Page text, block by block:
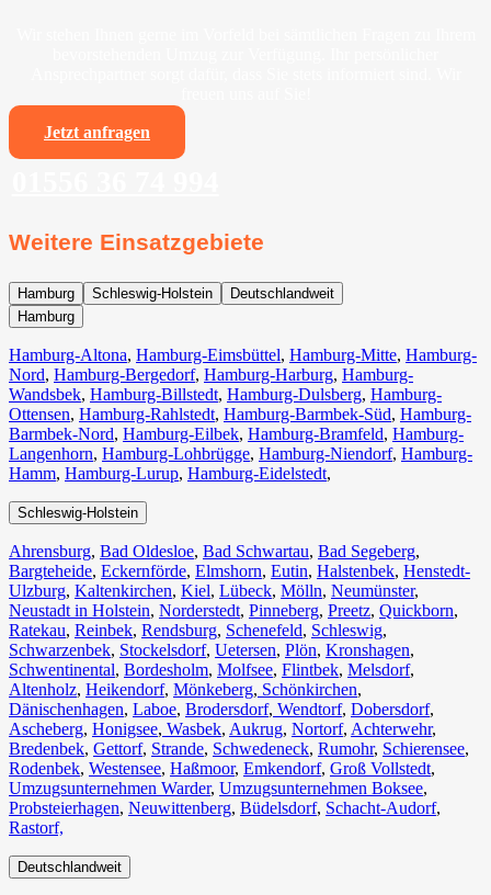
Jetzt anfragen
Weitere Einsatzgebiete
Hamburg Schleswig-Holstein
Deutschlandweit
Hamburg
Hamburg-Altona, Hamburg-Eimsbüttel, Hamburg-Mitte, Hamburg-
Nord, Hamburg-Bergedorf, Hamburg-Harburg, Hamburg-
Wandsbek, Hamburg-Billstedt, Hamburg-Dulsberg, Hamburg-
Ottensen, Hamburg-Rahlstedt, Hamburg-Barmbek-Süd, Hamburg-
Barmbek-Nord, Hamburg-Eilbek, Hamburg-Bramfeld, Hamburg-
Langenhorn, Hamburg-Lohbrügge, Hamburg-Niendorf, Hamburg-
Hamm, Hamburg-Lurup, Hamburg-Eidelstedt,
Schleswig-Holstein
Ahrensburg, Bad Oldesloe, Bad Schwartau, Bad Segeberg,
Bargteheide, Eckernförde, Elmshorn, Eutin, Halstenbek, Henstedt-
Ulzburg, Kaltenkirchen, Kiel, Lübeck, Mölln, Neumünster,
Neustadt in Holstein, Norderstedt, Pinneberg, Preetz, Quickborn,
Ratekau, Reinbek, Rendsburg, Schenefeld, Schleswig,
Schwarzenbek, Stockelsdorf, Uetersen, Plön, Kronshagen,
Schwentinental, Bordesholm, Molfsee, Flintbek, Melsdorf,
Altenholz, Heikendorf, Mönkeberg, Schönkirchen,
Dänischenhagen, Laboe, Brodersdorf, Wendtorf, Dobersdorf,
Ascheberg, Honigsee, Wasbek, Aukrug, Nortorf, Achterwehr,
Bredenbek, Gettorf, Strande, Schwedeneck, Rumohr, Schierensee,
Rodenbek, Westensee, Haßmoor, Emkendorf, Groß Vollstedt,
Umzugsunternehmen Warder, Umzugsunternehmen Boksee,
Probsteierhagen, Neuwittenberg, Büdelsdorf, Schacht-Audorf,
Rastorf,
Deutschlandweit